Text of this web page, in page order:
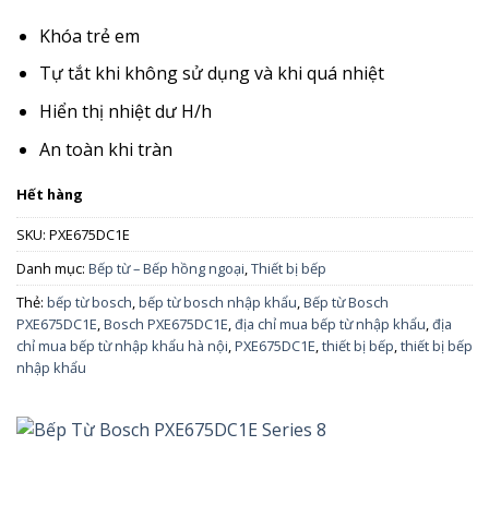
Khóa trẻ em
Tự tắt khi không sử dụng và khi quá nhiệt
Hiển thị nhiệt dư H/h
An toàn khi tràn
Hết hàng
SKU: PXE675DC1E
Danh mục: Bếp từ – Bếp hồng ngoại,Thiết bị bếp
Thẻ: bếp từ bosch,bếp từ bosch nhập khẩu,Bếp từ Bosch
PXE675DC1E,Bosch PXE675DC1E,địa chỉ mua bếp từ nhập khẩu,địa
chỉ mua bếp từ nhập khẩu hà nội,PXE675DC1E,thiết bị bếp,thiết bị bếp
nhập khẩu